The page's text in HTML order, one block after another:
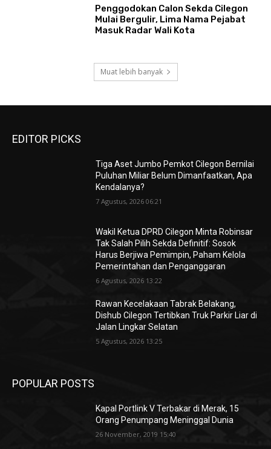
Penggodokan Calon Sekda Cilegon
Mulai Bergulir, Lima Nama Pejabat
Masuk Radar Wali Kota
Muat lebih banyak
EDITOR PICKS
Tiga Aset Jumbo Pemkot Cilegon Bernilai
Puluhan Miliar Belum Dimanfaatkan, Apa
Kendalanya?
7 Agustus, 2026 06:21
Wakil Ketua DPRD Cilegon Minta Robinsar
Tak Salah Pilih Sekda Definitif: Sosok
Harus Berjiwa Pemimpin, Paham Kelola
Pemerintahan dan Penganggaran
6 Agustus, 2026 13:22
Rawan Kecelakaan Tabrak Belakang,
Dishub Cilegon Tertibkan Truk Parkir Liar di
Jalan Lingkar Selatan
5 Agustus, 2026 13:25
POPULAR POSTS
Kapal Portlink V Terbakar di Merak, 15
Orang Penumpang Meninggal Dunia
26 November, 2019 15:40